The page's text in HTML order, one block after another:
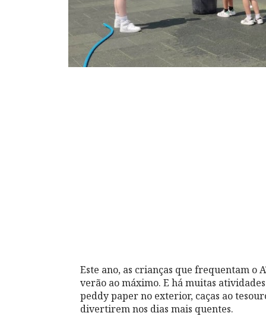
Este ano, as crianças que frequentam o
verão ao máximo. E há muitas
peddy paper no exterior, caças ao
divertirem nos dias mais quentes.